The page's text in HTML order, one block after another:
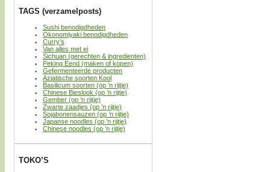
TAGS (verzamelposts)
Sushi benodigdheden
Okonomiyaki benodigdheden
Curry’s
Van alles met ei
Sichuan (gerechten & ingredienten)
Peking Eend (maken of kopen)
Gefermenteerde producten
Aziatische soorten Kool
Basilicum soorten (op ’n rijtje)
Chinese Bieslook (op ’n rijtje)
Gember (op ’n rijtje)
Zwarte zaadjes (op ’n rijtje)
Sojabonensauzen (op ’n rijtje)
Japanse noodles (op ’n rijtje)
Chinese noodles (op ’n rijtje)
TOKO’S